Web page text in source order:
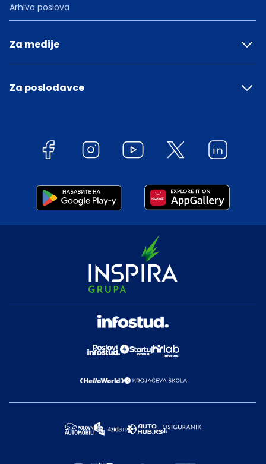
Arhiva poslova
Za medije
Za poslodavce